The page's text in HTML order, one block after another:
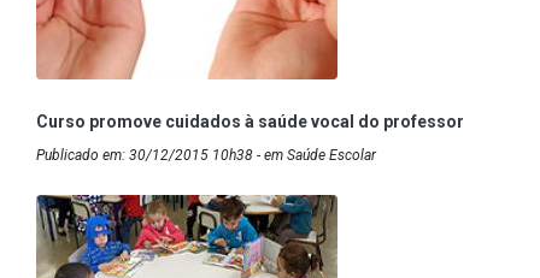
Curso promove cuidados à saúde vocal do professor
Publicado em: 30/12/2015 10h38 - em Saúde Escolar